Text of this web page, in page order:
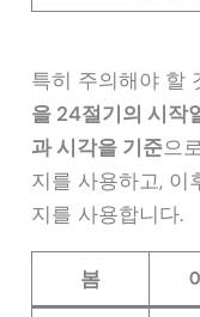
특히 주의해야 할
을 24절기의 시작
과 시각을 기준으
지를 사용하고, 이
지를 사용합니다.
봄